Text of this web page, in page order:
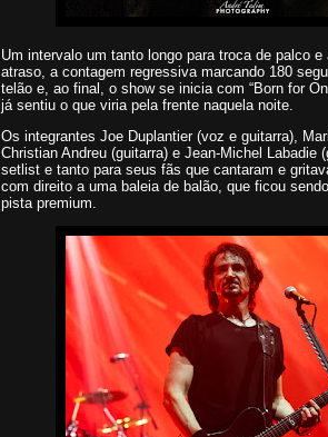
Um intervalo um tanto longo para troca de palco
atraso, a contagem regressiva marcando 180
telão e, ao final, o show se inicia com “Born for
já sentiu o que viria pela frente naquela noite.
Os integrantes Joe Duplantier (voz e guitarra),
Christian Andreu (guitarra) e Jean-Michel Labadie
setlist e tanto para seus fãs que cantaram e
com direito a uma baleia de balão, que ficou
pista premium.